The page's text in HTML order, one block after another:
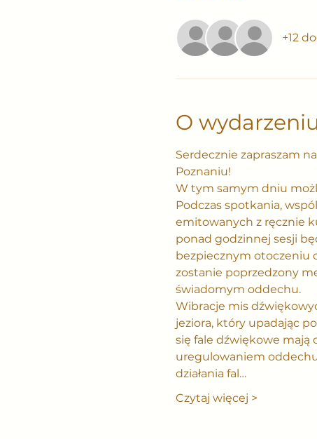
+12
O
Serdecznie zapraszam
Poznaniu!
W tym samym dniu
Podczas spotkania,
emitowanych z ręcznie
ponad godzinnej sesji
bezpiecznym otoczeniu
zostanie poprzedzony
świadomym oddechu.
Wibracje mis
jeziora, który upadając
się fale dźwiękowe mają
uregulowaniem
działania fal…
Czytaj więcej >